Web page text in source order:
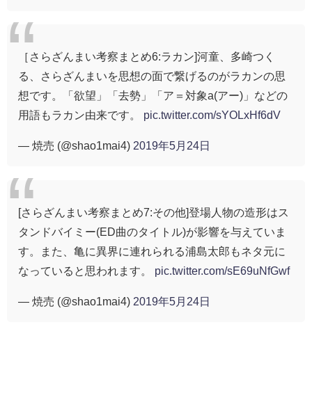
［さらざんまい考察まとめ6:ラカン]河童、多崎つく
る、さらざんまいを思想の面で繋げるのがラカンの思
想です。「欲望」「去勢」「ア＝対象a(アー)」などの
用語もラカン由来です。 pic.twitter.com/sYOLxHf6dV
— 焼売 (@shao1mai4) 2019年5月24日
[さらざんまい考察まとめ7:その他]登場人物の造形はス
タンドバイミー(ED曲のタイトル)が影響を与えていま
す。また、亀に異界に連れられる浦島太郎もネタ元に
なっていると思われます。 pic.twitter.com/sE69uNfGwf
— 焼売 (@shao1mai4) 2019年5月24日